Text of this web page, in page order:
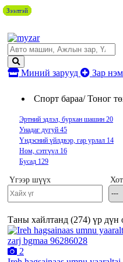
Миний зарууд Зар
Спорт бараа/ Тоног
Эртний эдлэл, бурхан шашин 20
Унадаг дугуй 45
Үндэсний үйлдвэр, гар урлал 14
Ном, сэтгүүл 16
Бусад 129
Үгээр шүүх
Хот
Таны хайлтанд (274) үр дүн
2
Зээлтэй
Зээлтэй
Зээлтэй
Зээлтэй
Зээлтэй
Зээлтэй
Зээлтэй
Зээлтэй
Зээлтэй
Зээлтэй